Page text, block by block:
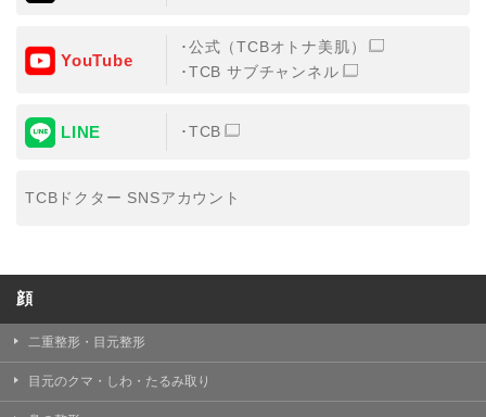
YouTube
公式（TCBオトナ美肌）
TCB サブチャンネル
LINE TCB
TCBドクター SNSアカウント
顔
二重整形・目元整形
目元のクマ・しわ・たるみ取り